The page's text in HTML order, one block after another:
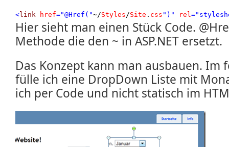
<link href="@Href("~/Styles/Site . css ")" rel
Hier sieht man einen Stück Code.
Methode die den ~ in ASP.NET ersetzt.
Das Konzept kann man ausbauen. Im
fülle ich eine DropDown Liste mit
ich per Code und nicht statisch im